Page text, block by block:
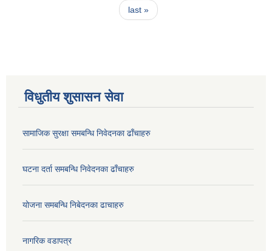
last »
विधुतीय शुसासन सेवा
सामाजिक सुरक्षा समबन्धि निवेदनका ढाँचाहरु
घटना दर्ता समबन्धि निवेदनका ढाँचाहरु
योजना समबन्धि निबेदनका ढाचाहरु
नागरिक वडापत्र